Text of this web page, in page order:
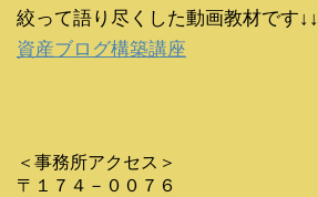
絞って語り尽くした動画教材です↓↓
資産ブログ構築講座
＜事務所アクセス＞
〒１７４－００７６